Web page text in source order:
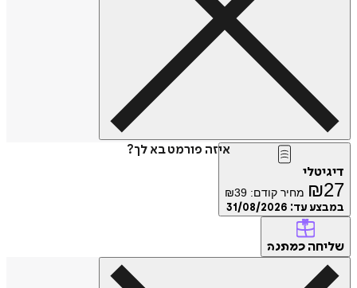
איזה פורמט בא לך?
דיגיטלי
₪27 מחיר קודם: ₪39
במבצע עד: 31/08/2026
שליחה כמתנה